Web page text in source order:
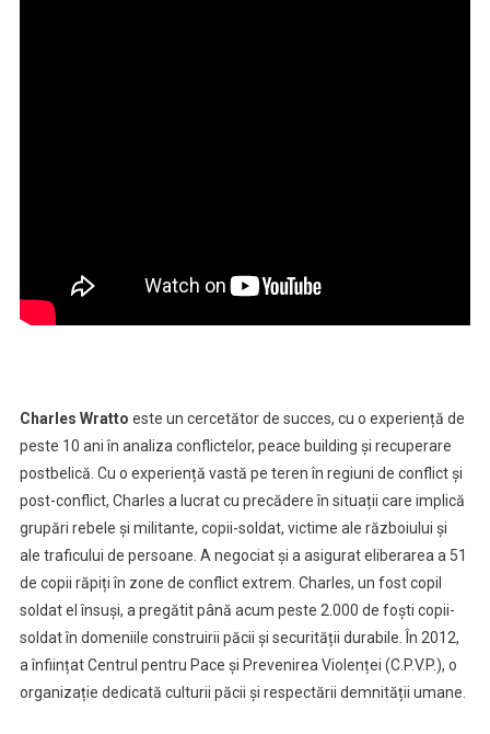
Charles Wratto este un cercetător de succes, cu o experiență de
peste 10 ani în analiza conflictelor, peace building și recuperare
postbelică. Cu o experiență vastă pe teren în regiuni de conflict și
post-conflict, Charles a lucrat cu precădere în situații care implică
grupări rebele și militante, copii-soldat, victime ale războiului și
ale traficului de persoane. A negociat și a asigurat eliberarea a 51
de copii răpiți în zone de conflict extrem. Charles, un fost copil
soldat el însuși, a pregătit până acum peste 2.000 de foști copii-
soldat în domeniile construirii păcii și securității durabile. În 2012,
a înființat Centrul pentru Pace și Prevenirea Violenței (C.P.V.P.), o
organizație dedicată culturii păcii și respectării demnității umane.